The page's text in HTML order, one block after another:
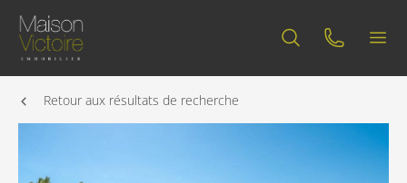
Retour aux résultats de recherche